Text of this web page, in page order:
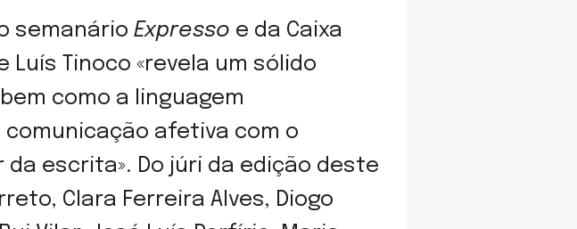
semanário Expresso e da Caixa
Tinoco «revela um sólido
como a linguagem
afetiva com o
escrita». Do júri da edição deste
Clara Ferreira Alves, Diogo